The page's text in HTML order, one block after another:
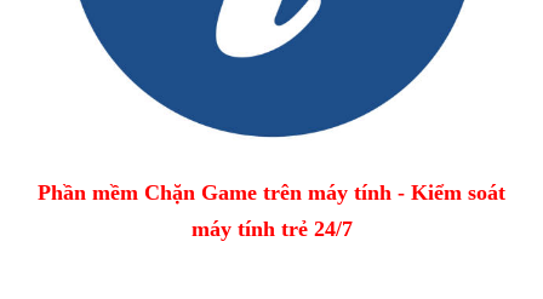
Phần mềm Chặn Game trên máy tính - Kiểm soát
máy tính trẻ 24/7